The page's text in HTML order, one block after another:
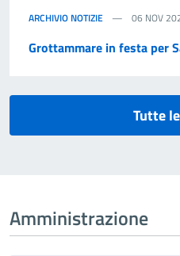
ARCHIVIO NOTIZIE 06 NOV
Grottammare in festa per
Tutte
Amministrazione